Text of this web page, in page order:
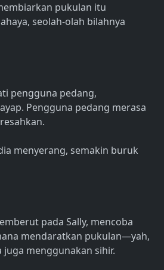
pukulan itu
seolah-olah bilahnya
pengguna pedang,
Pengguna pedang merasa
menyerang, semakin buruk
pada Sally, mencoba
mendaratkan pukulan—yah,
menggunakan sihir.